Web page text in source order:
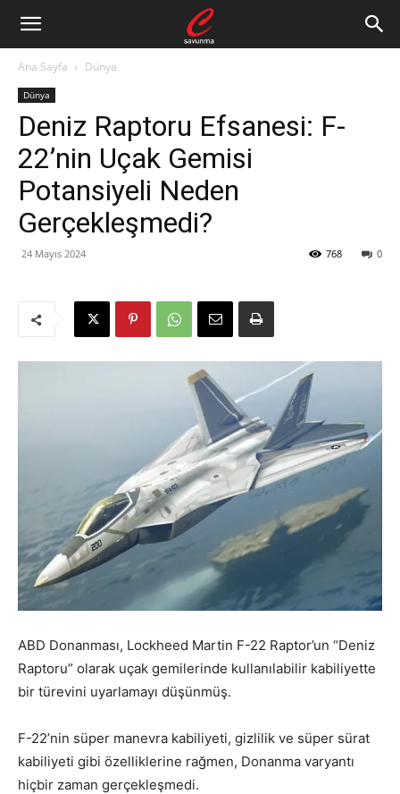
Ana Sayfa Dünya
Dünya
Deniz Raptoru Efsanesi: F-
22’nin Uçak Gemisi
Potansiyeli Neden
Gerçekleşmedi?
24 Mayıs 2024 0
768
ABD Donanması, Lockheed Martin F-22 Raptor’un “Deniz
Raptoru” olarak uçak gemilerinde kullanılabilir kabiliyette
bir türevini uyarlamayı düşünmüş.
F-22’nin süper manevra kabiliyeti, gizlilik ve süper sürat
kabiliyeti gibi özelliklerine rağmen, Donanma varyantı
hiçbir zaman gerçekleşmedi.